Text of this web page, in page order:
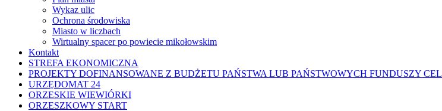
Wykaz ulic
Ochrona środowiska
Miasto w liczbach
Wirtualny spacer po powiecie mikołowskim
Kontakt
STREFA EKONOMICZNA
PROJEKTY DOFINANSOWANE Z BUDŻETU PAŃSTWA LUB PAŃSTWOWYCH FUNDUSZY
URZĘDOMAT 24
ORZESKIE WIEWIÓRKI
ORZESZKOWY START